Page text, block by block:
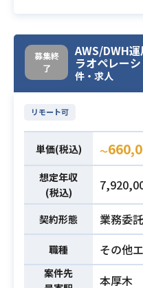
必須スキル
（SQL
ロシー
・DWH
・顧客
業務内容
・自動
用にお
プデス
および
・デー
・運用
ューテ
・本番
・シス
Lab/
（AWS
S3/…）
・作業
募集終
了
AWS/DWH
ラオペレー
件・求人
リモート可
単価(税込) 〜
想定年収
(税込)
契約形態 業務委
職種 その他
案件先
本厚木